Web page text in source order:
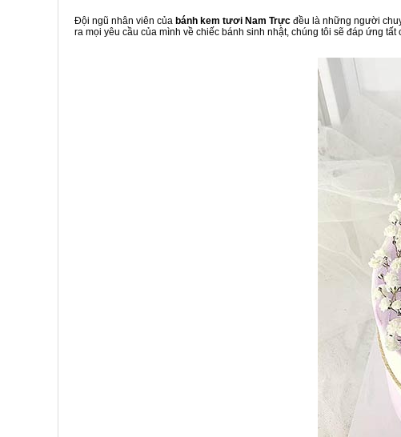
Đội ngũ nhân viên của bánh kem tươi Nam Trực đều là những người
ra mọi yêu cầu của mình về chiếc bánh sinh nhật, chúng tôi sẽ đáp ứng